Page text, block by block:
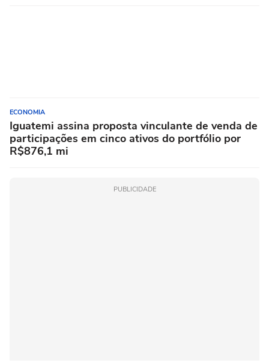
ECONOMIA
Iguatemi assina proposta vinculante de venda de
participações em cinco ativos do portfólio por
R$876,1 mi
PUBLICIDADE